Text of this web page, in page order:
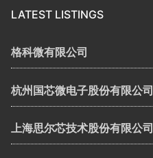
LATEST LISTINGS
格科微有限公司
杭州国芯微电子股份有限公司
上海思尔芯技术股份有限公司